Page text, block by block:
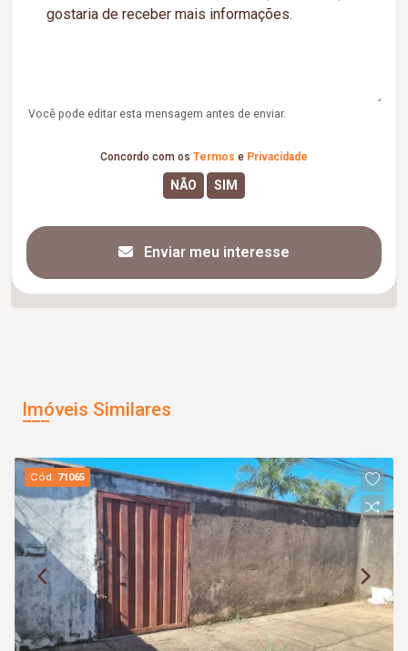
Você pode editar esta mensagem antes de enviar.
Concordo com os Termos e Privacidade
Enviar meu interesse
Imóveis Similares
Cód. 71065